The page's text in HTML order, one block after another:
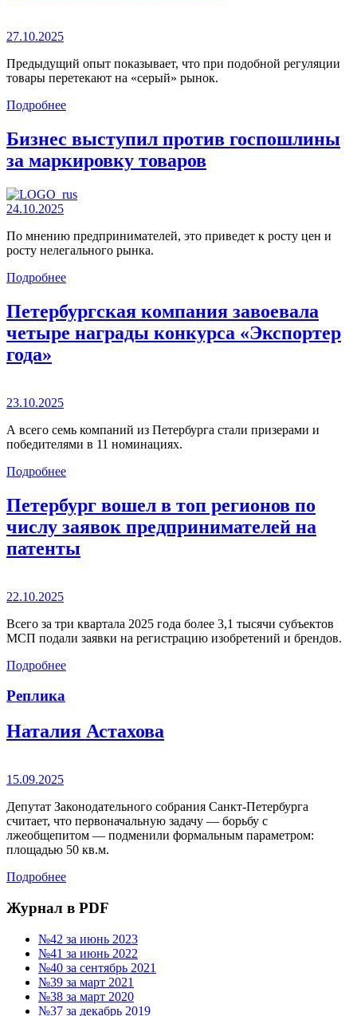
27.10.2025
Предыдущий опыт показывает, что при подобной регуляции
товары перетекают на «серый» рынок.
Подробнее
Бизнес выступил против госпошлины
за маркировку товаров
24.10.2025
По мнению предпринимателей, это приведет к росту цен и
росту нелегального рынка.
Подробнее
Петербургская компания завоевала
четыре награды конкурса «Экспортер
года»
23.10.2025
А всего семь компаний из Петербурга стали призерами и
победителями в 11 номинациях.
Подробнее
Петербург вошел в топ регионов по
числу заявок предпринимателей на
патенты
22.10.2025
Всего за три квартала 2025 года более 3,1 тысячи субъектов
МСП подали заявки на регистрацию изобретений и брендов.
Подробнее
Реплика
Наталия Астахова
15.09.2025
Депутат Законодательного собрания Санкт-Петербурга
считает, что первоначальную задачу — борьбу с
лжеобщепитом — подменили формальным параметром:
площадью 50 кв.м.
Подробнее
Журнал в PDF
№42 за июнь 2023
№41 за июнь 2022
№40 за сентябрь 2021
№39 за март 2021
№38 за март 2020
№37 за декабрь 2019